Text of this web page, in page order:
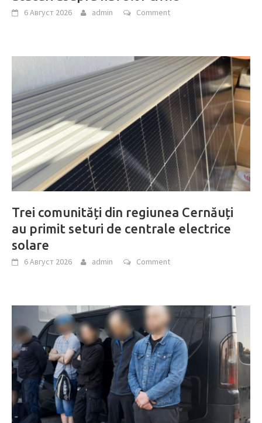
6 Август 2026 admin Comment
Trei comunități din regiunea Cernăuți
au primit seturi de centrale electrice
solare
6 Август 2026 admin Comment